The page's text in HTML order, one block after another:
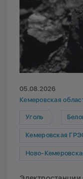
05.08.2026
Кемеровская
Уголь
Кемеровская
Ново-